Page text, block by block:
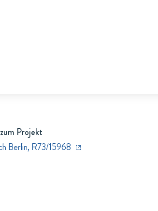
Projekt
Berlin, R73/15968